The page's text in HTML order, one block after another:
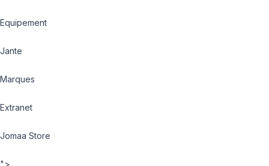
Equipement
Jante
Marques
Extranet
Jomaa Store
">